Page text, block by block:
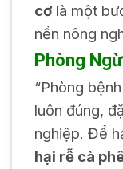
cơlà một
nền nông
Phòng
“Phòng
luôn đúng,
nghiệp. Để
hại rễ cà